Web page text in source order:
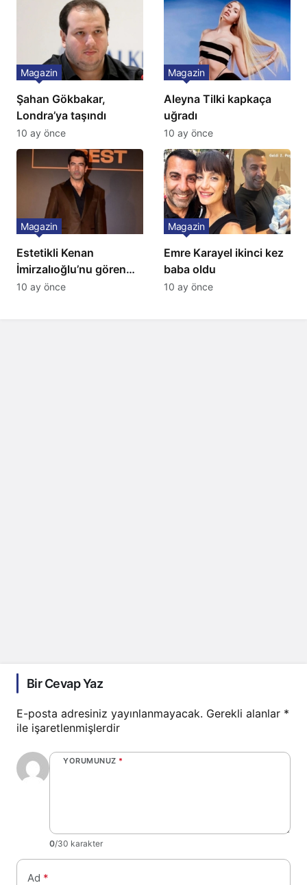
Şahan Gökbakar,
Londra’ya taşındı
Magazin
10 ay önce
Aleyna Tilki kapkaça
uğradı
Magazin
10 ay önce
Estetikli Kenan
İmirzalıoğlu’nu gören
tanıyamıyor: Son hali
Magazin
10 ay önce
Emre Karayel ikinci kez
baba oldu
Magazin
10 ay önce
Bir Cevap Yaz
E-posta adresiniz yayınlanmayacak. Gerekli alanlar *
ile işaretlenmişlerdir
YORUMUNUZ *
0/30 karakter
Ad *